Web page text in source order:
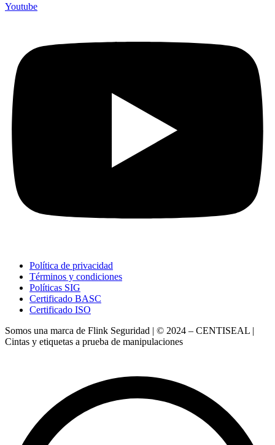
Youtube
Política de privacidad
Términos y condiciones
Políticas SIG
Certificado BASC
Certificado ISO
Somos una marca de Flink Seguridad | © 2024 – CENTISEAL |
Cintas y etiquetas a prueba de manipulaciones